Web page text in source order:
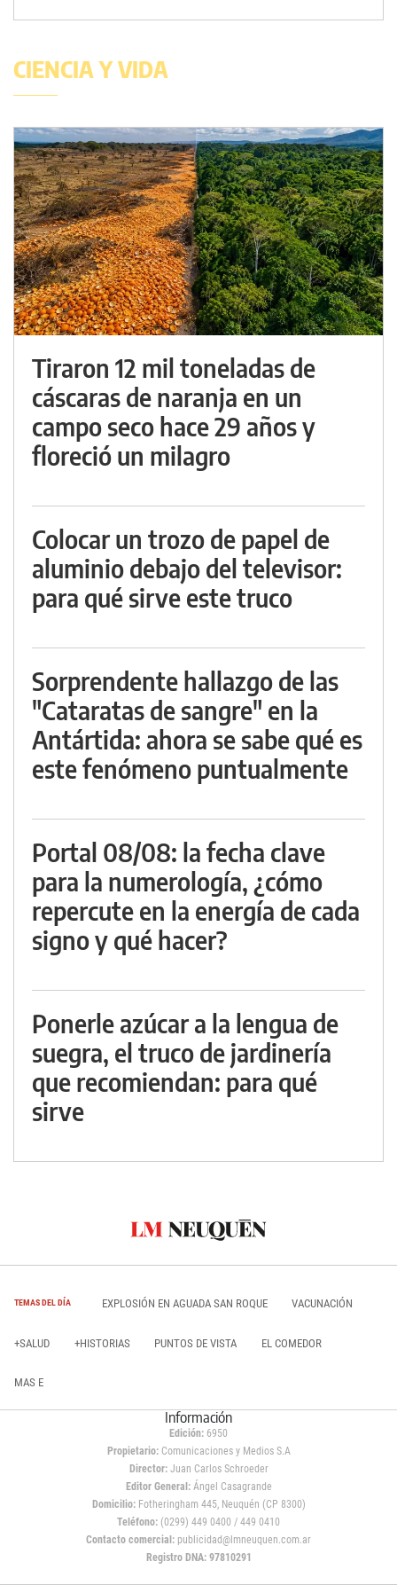
CIENCIA Y VIDA
Tiraron 12 mil toneladas de
cáscaras de naranja en un
campo seco hace 29 años y
floreció un milagro
Colocar un trozo de papel de
aluminio debajo del televisor:
para qué sirve este truco
Sorprendente hallazgo de las
"Cataratas de sangre" en la
Antártida: ahora se sabe qué es
este fenómeno puntualmente
Portal 08/08: la fecha clave
para la numerología, ¿cómo
repercute en la energía de cada
signo y qué hacer?
Ponerle azúcar a la lengua de
suegra, el truco de jardinería
que recomiendan: para qué
sirve
TEMAS DEL DÍA EXPLOSIÓN EN AGUADA SAN ROQUE VACUNACIÓN
+SALUD +HISTORIAS PUNTOS DE VISTA EL COMEDOR
MAS E
Información
Edición: 6950
Propietario:Comunicaciones y Medios S.A
Director: Juan Carlos Schroeder
Editor General:Ángel Casagrande
Domicilio:Fotheringham 445, Neuquén (CP 8300)
Teléfono: (0299) 449 0400 / 449 0410
Contacto comercial: publicidad@lmneuquen.com.ar
Registro DNA: 97810291